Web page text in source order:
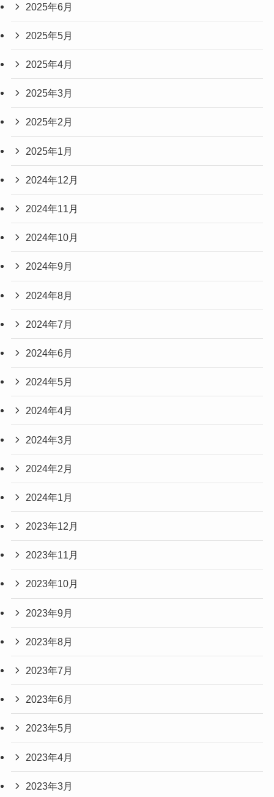
2025年6月
2025年5月
2025年4月
2025年3月
2025年2月
2025年1月
2024年12月
2024年11月
2024年10月
2024年9月
2024年8月
2024年7月
2024年6月
2024年5月
2024年4月
2024年3月
2024年2月
2024年1月
2023年12月
2023年11月
2023年10月
2023年9月
2023年8月
2023年7月
2023年6月
2023年5月
2023年4月
2023年3月